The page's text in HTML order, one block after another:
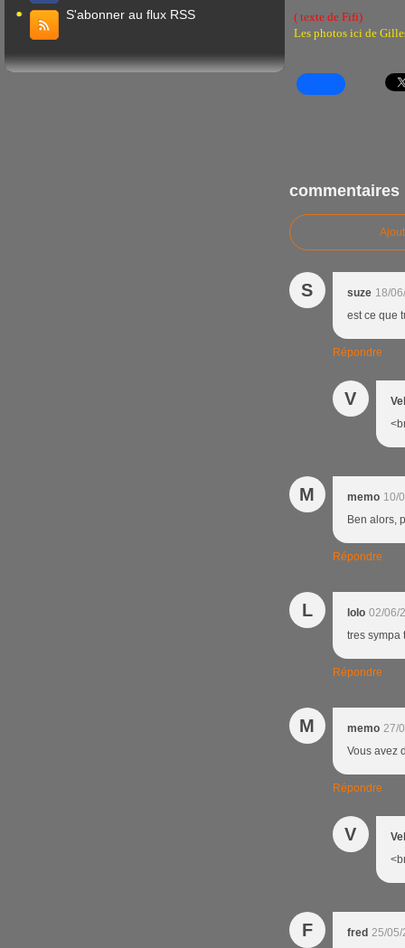
S'abonner au flux RSS
( texte de Fifi)
Les photos ici de
commentaires
S suze 18/
est ce que
Répondre
V
M memo 10/
Ben alors,
Répondre
L lolo 02/06/
tres sympa
Répondre
M memo 27/
Vous avez
Répondre
V
F fred 25/05/